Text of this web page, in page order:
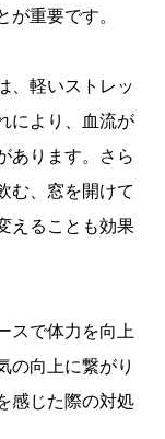
重要です。
、軽いストレッ
により、血流が
あります。さら
む、窓を開けて
えることも効果
スで体力を向上
の向上に繋がり
感じた際の対処